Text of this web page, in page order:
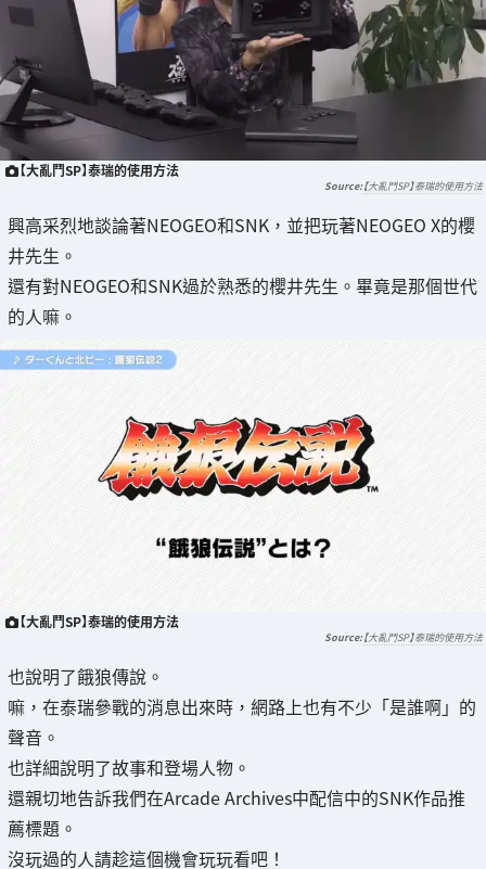
【大亂鬥SP】泰瑞的使用方法
【大亂鬥SP】泰瑞的使用方法
興高采烈地談論著NEOGEO和SNK，並把玩著NEOGEO X的櫻
井先生。
還有對NEOGEO和SNK過於熟悉的櫻井先生。畢竟是那個世代
的人嘛。
【大亂鬥SP】泰瑞的使用方法
【大亂鬥SP】泰瑞的使用方法
也說明了餓狼傳說。
嘛，在泰瑞參戰的消息出來時，網路上也有不少「是誰啊」的
聲音。
也詳細說明了故事和登場人物。
還親切地告訴我們在Arcade Archives中配信中的SNK作品推
薦標題。
沒玩過的人請趁這個機會玩玩看吧！